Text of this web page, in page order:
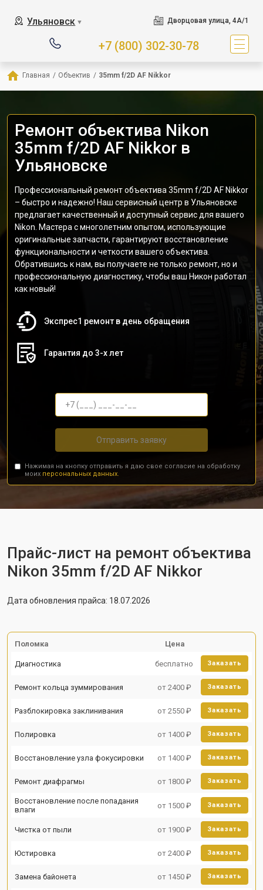
Ульяновск ▼ Дворцовая улица, 4А/1
+7 (800) 302-30-78
Главная / Объектив / 35mm f/2D AF Nikkor
Ремонт объектива Nikon
35mm f/2D AF Nikkor в
Ульяновске
Профессиональный ремонт объектива 35mm f/2D AF Nikkor
– быстро и надежно! Наш сервисный центр в Ульяновске
предлагает качественный и доступный сервис для вашего
Nikon. Мастера с многолетним опытом, использующие
оригинальные запчасти, гарантируют восстановление
функциональности и четкости вашего объектива.
Обратившись к нам, вы получаете не только ремонт, но и
профессиональную диагностику, чтобы ваш Никон работал
как новый!
Экспрес1 ремонт в день обращения
Гарантия до 3-х лет
Отправить заявку
Нажимая на кнопку отправить я даю свое согласие на обработку
моих персональных данных.
Прайс-лист на ремонт объектива
Nikon 35mm f/2D AF Nikkor
Дата обновления прайса: 18.07.2026
Поломка Цена
Диагностика бесплатно Заказать
Ремонт кольца зуммирования от 2400 ₽ Заказать
Разблокировка заклинивания от 2550 ₽ Заказать
Полировка от 1400 ₽ Заказать
Восстановление узла фокусировки от 1400 ₽ Заказать
Ремонт диафрагмы от 1800 ₽ Заказать
Восстановление после попадания
влаги
от 1500 ₽ Заказать
Чистка от пыли от 1900 ₽ Заказать
Юстировка от 2400 ₽ Заказать
Замена байонета от 1450 ₽ Заказать